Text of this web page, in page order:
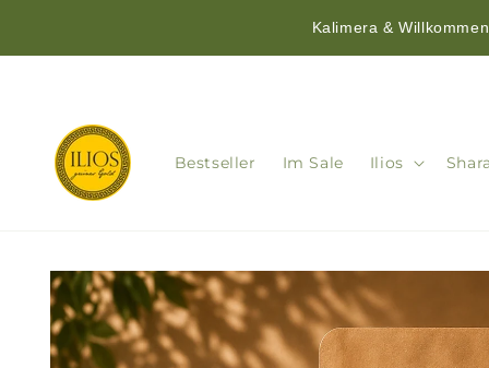
Kalimera &
Inhalt
Bestseller Im Sale Ilios
Produktinformationen
springen